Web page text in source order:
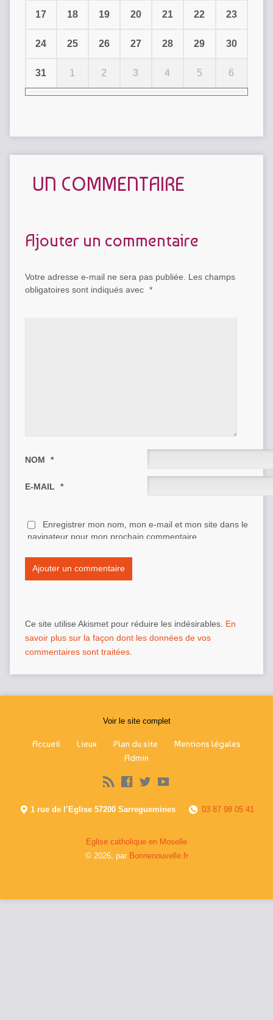
17 18 19 20 21 22 23
24 25 26 27 28 29 30
31 1 2 3 4 5 6
UN COMMENTAIRE
Ajouter un commentaire
Votre adresse e-mail ne sera pas publiée.
Les champs
obligatoires sont indiqués avec *
NOM *
E-MAIL *
Enregistrer mon nom, mon e-mail et mon site dans le
navigateur pour mon prochain commentaire.
Ce site utilise Akismet pour réduire les indésirables. En
savoir plus sur la façon dont les données de vos
commentaires sont traitées.
Voir le site complet
Accueil Lieux Plan du site
Mentions légales
Admin
1 rue de l’Eglise 57200 Sarreguemines 03 87 98 05 41
Eglise catholique en Moselle
© 2026, par Bonnenouvelle.fr